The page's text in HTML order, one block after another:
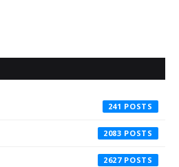
241
2083
2627